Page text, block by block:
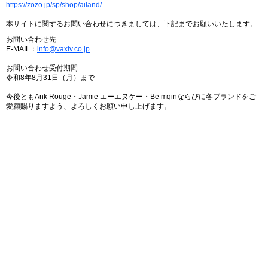
https://zozo.jp/sp/shop/ailand/
本サイトに関するお問い合わせにつきましては、下記までお願いいたします。
お問い合わせ先
E-MAIL： info@vaxiv.co.jp
お問い合わせ受付期間
令和8年8月31日（月）まで
今後ともAnk Rouge・Jamie エーエヌケー・Be mqinならびに各ブランドをご
愛顧賜りますよう、よろしくお願い申し上げます。